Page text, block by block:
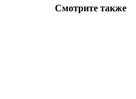
Смотрите также